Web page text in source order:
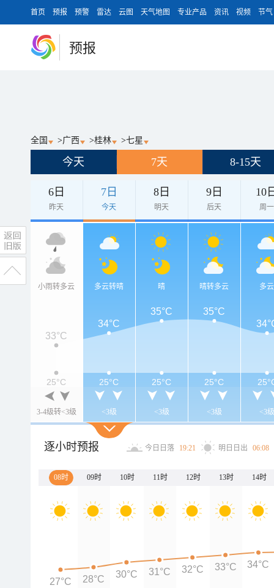
首页 预报 预警 雷达 云图 天气地图 专业产品 资讯 视频 节气
预报
全国 >广西 >桂林 >七星
今天 7天 8-15天
6日
昨天
7日
今天
8日
明天
9日
后天
10
周一
小雨转多云
3-4级转<3级
多云转晴
<3级
晴
<3级
晴转多云
<3级
多云
<3级
33°C
34°C
35°C
35°C
25°C 25°C 25°C 25°C
逐小时预报 今日日落 19:21 明日日出 06:08
08时 09时 10时 11时 12时 13时 14时
27°C 28°C 30°C 31°C 32°C 33°C 34°C